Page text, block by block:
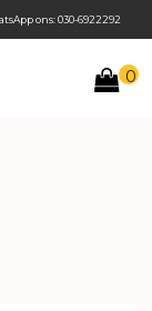
0
ons: 030-6922292